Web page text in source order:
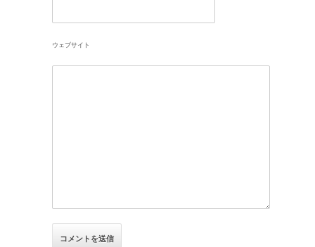
ウェブサイト